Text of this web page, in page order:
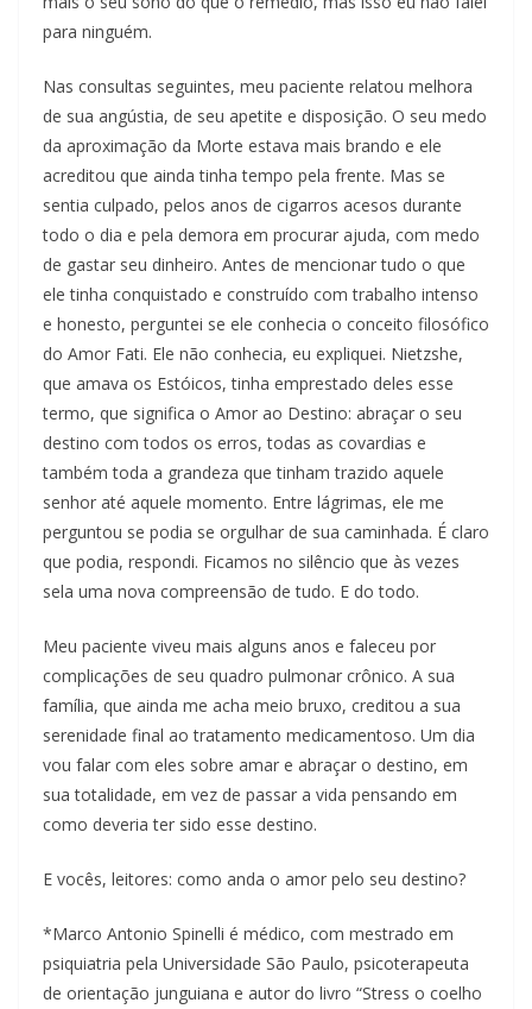
para ninguém.
Nas consultas seguintes, meu paciente relatou melhora
de sua angústia, de seu apetite e disposição. O seu medo
da aproximação da Morte estava mais brando e ele
acreditou que ainda tinha tempo pela frente. Mas se
sentia culpado, pelos anos de cigarros acesos durante
todo o dia e pela demora em procurar ajuda, com medo
de gastar seu dinheiro. Antes de mencionar tudo o que
ele tinha conquistado e construído com trabalho intenso
e honesto, perguntei se ele conhecia o conceito filosófico
do Amor Fati. Ele não conhecia, eu expliquei. Nietzshe,
que amava os Estóicos, tinha emprestado deles esse
termo, que significa o Amor ao Destino: abraçar o seu
destino com todos os erros, todas as covardias e
também toda a grandeza que tinham trazido aquele
senhor até aquele momento. Entre lágrimas, ele me
perguntou se podia se orgulhar de sua caminhada. É claro
que podia, respondi. Ficamos no silêncio que às vezes
sela uma nova compreensão de tudo. E do todo.
Meu paciente viveu mais alguns anos e faleceu por
complicações de seu quadro pulmonar crônico. A sua
família, que ainda me acha meio bruxo, creditou a sua
serenidade final ao tratamento medicamentoso. Um dia
vou falar com eles sobre amar e abraçar o destino, em
sua totalidade, em vez de passar a vida pensando em
como deveria ter sido esse destino.
E vocês, leitores: como anda o amor pelo seu destino?
*Marco Antonio Spinelli é médico, com mestrado em
psiquiatria pela Universidade São Paulo, psicoterapeuta
de orientação junguiana e autor do livro “Stress o coelho